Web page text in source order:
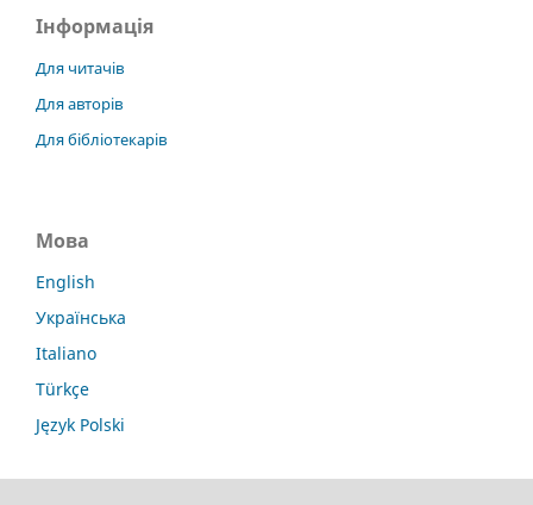
Інформація
Для читачів
Для авторів
Для бібліотекарів
Мова
English
Українська
Italiano
Türkçe
Język Polski